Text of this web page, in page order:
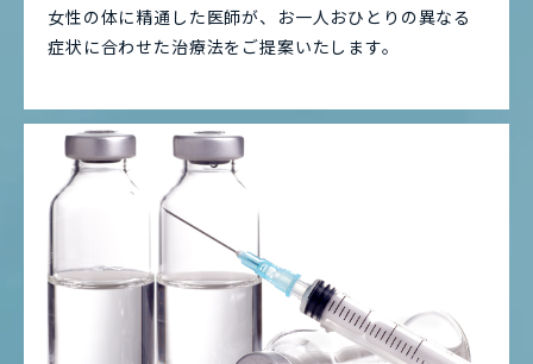
女性の体に精通した医師が、お一人おひとりの異なる
症状に合わせた治療法をご提案いたします。